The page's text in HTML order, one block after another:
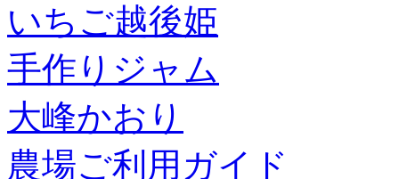
いちご越後姫
手作りジャム
大峰かおり
農場ご利用ガイド